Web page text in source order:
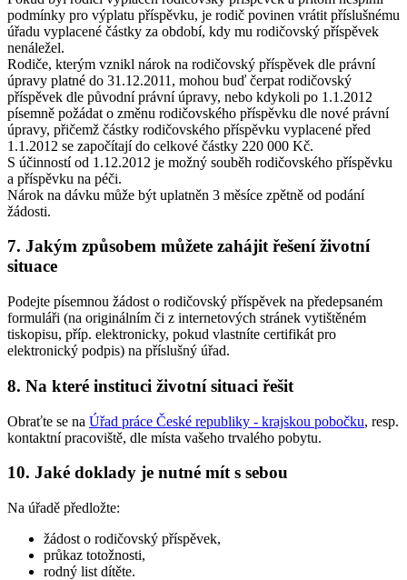
podmínky pro výplatu příspěvku, je rodič povinen vrátit příslušnému
úřadu vyplacené částky za období, kdy mu rodičovský příspěvek
nenáležel.
Rodiče, kterým vznikl nárok na rodičovský příspěvek dle právní
úpravy platné do 31.12.2011, mohou buď čerpat rodičovský
příspěvek dle původní právní úpravy, nebo kdykoli po 1.1.2012
písemně požádat o změnu rodičovského příspěvku dle nové právní
úpravy, přičemž částky rodičovského příspěvku vyplacené před
1.1.2012 se započítají do celkové částky 220 000 Kč.
S účinností od 1.12.2012 je možný souběh rodičovského příspěvku
a příspěvku na péči.
Nárok na dávku může být uplatněn 3 měsíce zpětně od podání
žádosti.
7. Jakým způsobem můžete zahájit řešení životní
situace
Podejte písemnou žádost o rodičovský příspěvek na předepsaném
formuláři (na originálním či z internetových stránek vytištěném
tiskopisu, příp. elektronicky, pokud vlastníte certifikát pro
elektronický podpis) na příslušný úřad.
8. Na které instituci životní situaci řešit
Obraťte se na Úřad práce České republiky - krajskou pobočku, resp.
kontaktní pracoviště, dle místa vašeho trvalého pobytu.
10. Jaké doklady je nutné mít s sebou
Na úřadě předložte:
žádost o rodičovský příspěvek,
průkaz totožnosti,
rodný list dítěte.